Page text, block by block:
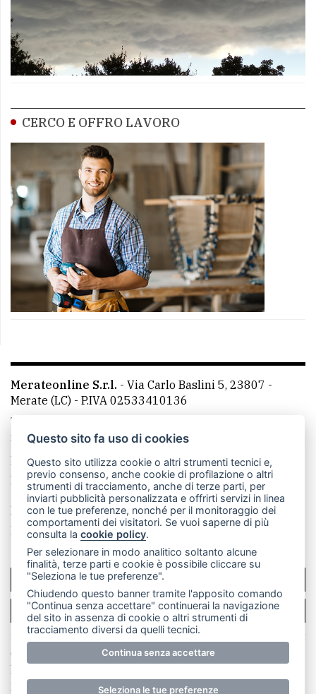
CERCO E OFFRO LAVORO
Merateonline S.r.l. - Via Carlo Baslini 5, 23807 -
Merate (LC) - P.IVA 02533410136
Telefono:
mail: redazione@merateonline.it
La redazione
CasateOnline LeccoOnline
RSS
Made by VIP
Privacy policy
Cookie policy
Rivedi le tue scelte sui cookie
SCRIVICI
PER LA TUA PUBBLICITÀ
© Copyright Merateonline S.r.l. - Tutti i diritti riservati.
E' proibita la riproduzione e pubblicazione anche
parziale di testi, articoli e immagini senza la
Questo sito fa uso di cookies
Questo sito utilizza cookie o altri strumenti tecnici e,
previo consenso, anche cookie di profilazione o altri
strumenti di tracciamento, anche di terze parti, per
inviarti pubblicità personalizzata e offrirti servizi in linea
con le tue preferenze, nonché per il monitoraggio dei
comportamenti dei visitatori. Se vuoi saperne di più
consulta lacookie policy.
Per selezionare in modo analitico soltanto alcune
finalità, terze parti e cookie è possibile cliccare su
"Seleziona le tue preferenze".
Chiudendo questo banner tramite l'apposito comando
"Continua senza accettare" continuerai la navigazione
del sito in assenza di cookie o altri strumenti di
tracciamento diversi da quelli tecnici.
Continua senza accettare
Seleziona le tue preferenze